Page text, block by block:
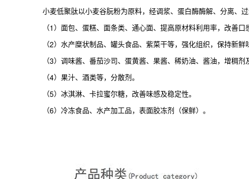
小麦低聚肽以小麦谷朊粉为原料，经调浆、蛋白酶酶解、分离、
（1）面包、蛋糕、面条类、通心面、提高原材料利用率，改善口
（2）水产糜状制品、罐头食品、紫菜干等，强化组织，保持新鲜
（3）调味酱、番茄沙司、蛋黄酱、果酱、稀奶油、酱油，增稠剂
（4）果汁、酒类等，分散剂。
（5）冰淇淋、卡拉蜜尔糖，改善味感及稳定性。
（6）冷冻食品、水产加工品，表面胶冻剂（保鲜）。